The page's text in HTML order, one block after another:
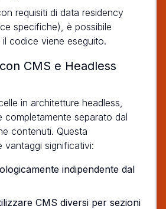
requisiti di data residency
specifiche), è possibile
codice viene eseguito.
CMS e Headless
in architetture headless,
completamente separato dal
contenuti. Questa
vantaggi significativi:
indipendente dal
CMS diversi per sezioni